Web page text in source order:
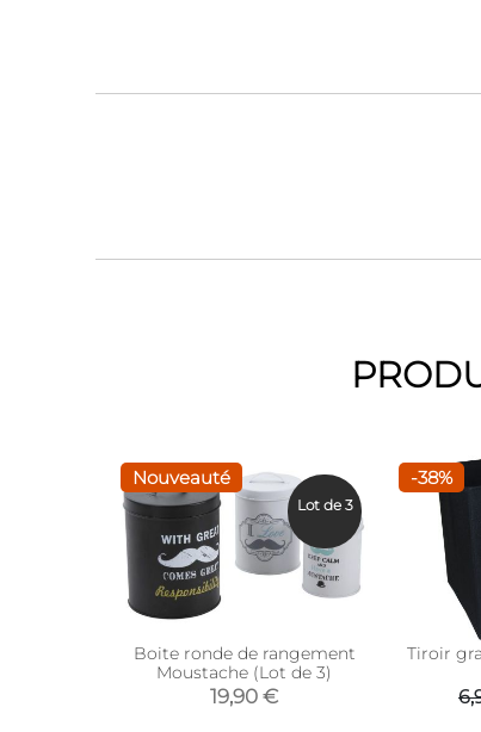
Nouveauté
Boite ronde de rangement
Moustache (Lot de 3)
19,90 €
Lot de 3
-38%
Tiroir